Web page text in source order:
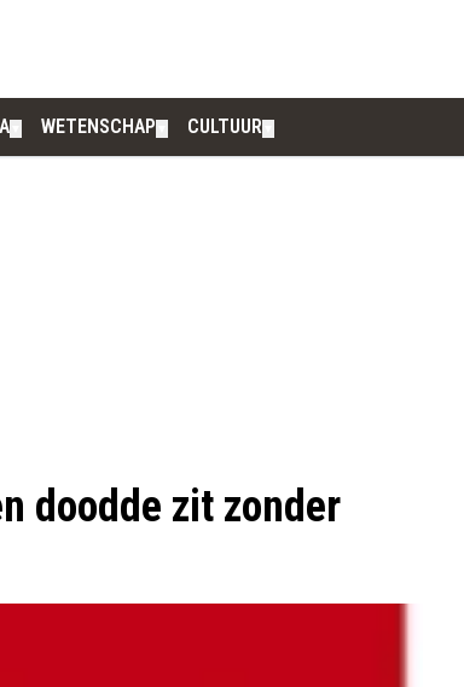
WETENSCHAP CULTUUR
doodde zit zonder